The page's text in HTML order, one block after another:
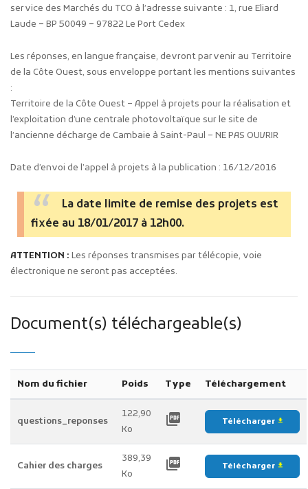
service des Marchés du TCO à l’adresse suivante : 1, rue Eliard
Laude – BP 50049 – 97822 Le Port Cedex
Les réponses, en langue française, devront parvenir au Territoire
de la Côte Ouest, sous enveloppe portant les mentions suivantes
:
Territoire de la Côte Ouest – Appel à projets pour la réalisation et
l’exploitation d’une centrale photovoltaïque sur le site de
l’ancienne décharge de Cambaie à Saint-Paul – NE PAS OUVRIR
Date d’envoi de l’appel à projets à la publication : 16/12/2016
La date limite de remise des projets est
fixée au 18/01/2017 à 12h00.
ATTENTION : Les réponses transmises par télécopie, voie
électronique ne seront pas acceptées.
Document(s) téléchargeable(s)
Nom du fichier Poids Type Téléchargement
questions_reponses
122,90
Ko
picture_as_pdf Télécharger file_download
Cahier des charges
389,39
Ko
picture_as_pdf Télécharger file_download